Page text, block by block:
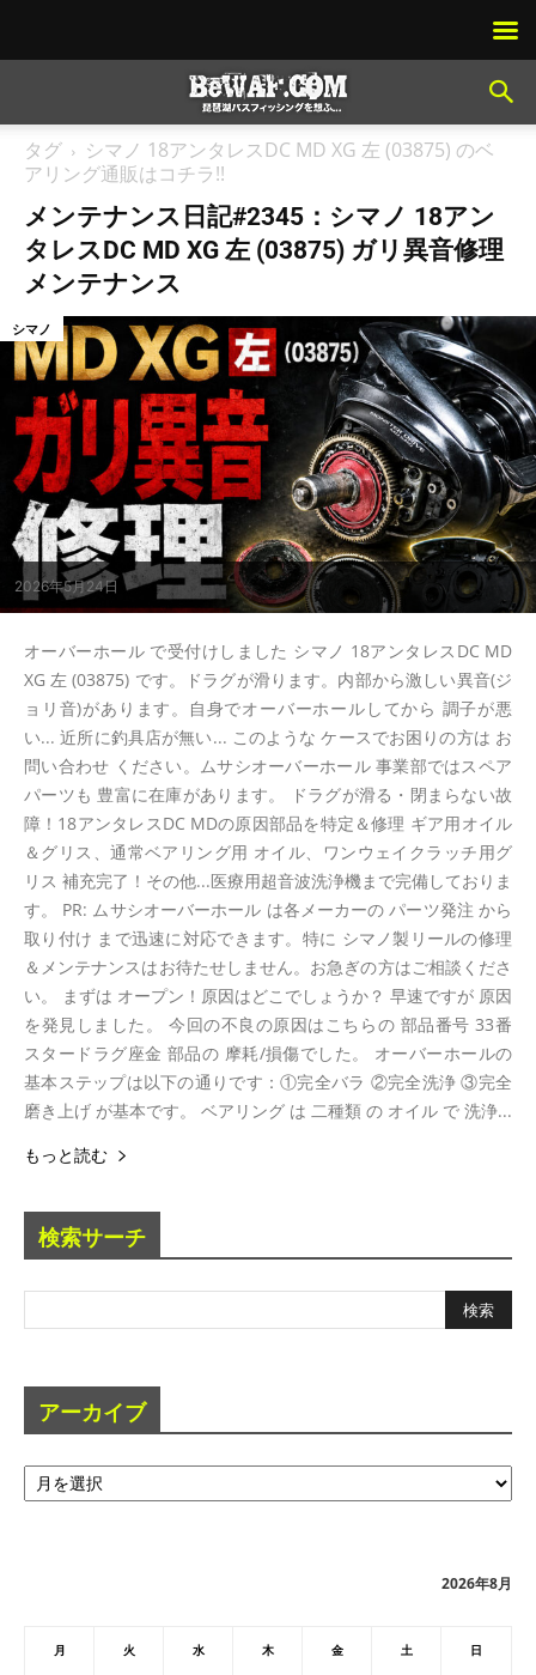
タグ
シマノ 18アンタレスDC MD XG 左 (03875) のベ
アリング通販はコチラ!!
メンテナンス日記#2345：シマノ 18アン
タレスDC MD XG 左 (03875) ガリ異音修理
メンテナンス
2026年5月24日
シマノ
オーバーホール で受付けしました シマノ 18アンタレスDC MD
XG 左 (03875) です。ドラグが滑ります。内部から激しい異音(ジ
ョリ音)があります。自身でオーバーホールしてから 調子が悪
い... 近所に釣具店が無い... このような ケースでお困りの方は お
問い合わせ ください。ムサシオーバーホール 事業部ではスペア
パーツも 豊富に在庫があります。 ドラグが滑る・閉まらない故
障！18アンタレスDC MDの原因部品を特定＆修理 ギア用オイル
＆グリス、通常ベアリング用 オイル、ワンウェイクラッチ用グ
リス 補充完了！その他...医療用超音波洗浄機まで完備しておりま
す。 PR: ムサシオーバーホール は各メーカーの パーツ発注 から
取り付け まで迅速に対応できます。特に シマノ製リールの修理
＆メンテナンスはお待たせしません。お急ぎの方はご相談くださ
い。 まずは オープン！原因はどこでしょうか？ 早速ですが 原因
を発見しました。 今回の不良の原因はこちらの 部品番号 33番
スタードラグ座金 部品の 摩耗/損傷でした。 オーバーホールの
基本ステップは以下の通りです：①完全バラ ②完全洗浄 ③完全
磨き上げ が基本です。 ベアリング は 二種類 の オイル で 洗浄...
もっと読む
検索サーチ
アーカイブ
ア
ー
2026年8月
月 火 水 木 金 土 日